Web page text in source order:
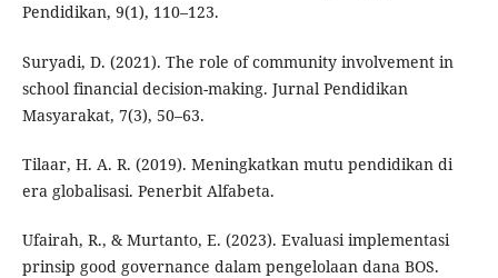
Pendidikan, 9(1), 110–123.
Suryadi, D. (2021). The role of community involvement in
school financial decision-making. Jurnal Pendidikan
Masyarakat, 7(3), 50–63.
Tilaar, H. A. R. (2019). Meningkatkan mutu pendidikan di
era globalisasi. Penerbit Alfabeta.
Ufairah, R., & Murtanto, E. (2023). Evaluasi implementasi
prinsip good governance dalam pengelolaan dana BOS.